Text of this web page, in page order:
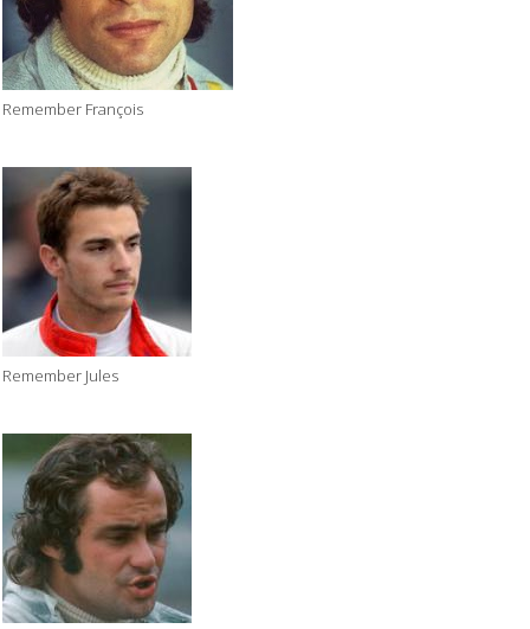
Remember François
Remember Jules